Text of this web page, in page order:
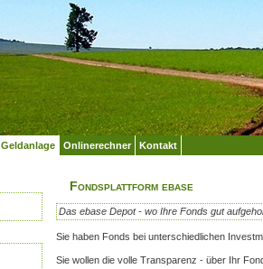
Geldanlage Onlinerechner Kontakt
Fondsplattform ebase
Das ebase Depot - wo Ihre Fonds gut
Sie haben Fonds bei unterschiedlichen
Sie wollen die volle Transparenz - über Ihr